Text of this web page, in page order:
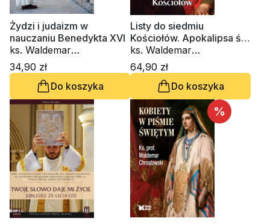
Żydzi i judaizm w
nauczaniu Benedykta XVI
ks. Waldemar
Chrostowski
34,90 zł
Do koszyka
Listy do siedmiu
Kościołów. Apokalipsa św.
Jana
ks. Waldemar
Chrostowski
64,90 zł
Do koszyka
%